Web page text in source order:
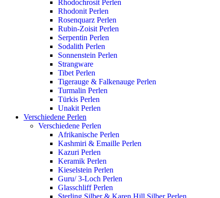
Rhodochrosit Perlen
Rhodonit Perlen
Rosenquarz Perlen
Rubin-Zoisit Perlen
Serpentin Perlen
Sodalith Perlen
Sonnenstein Perlen
Strangware
Tibet Perlen
Tigerauge & Falkenauge Perlen
Turmalin Perlen
Türkis Perlen
Unakit Perlen
Verschiedene Perlen
Verschiedene Perlen
Afrikanische Perlen
Kashmiri & Emaille Perlen
Kazuri Perlen
Keramik Perlen
Kieselstein Perlen
Guru/ 3-Loch Perlen
Glasschliff Perlen
Sterling Silber & Karen Hill Silber Perlen